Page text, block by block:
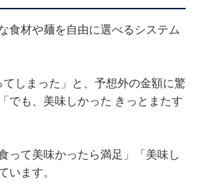
食材や麺を自由に選べるシステム
しまった」と、予想外の金額に驚
でも、美味しかった きっとまたす
って美味かったら満足」「美味し
います。